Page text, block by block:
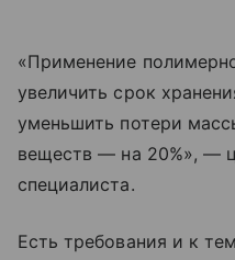
«Применение
увеличить срок
уменьшить потери
веществ — на 20%», —
специалиста.
Есть требования и к